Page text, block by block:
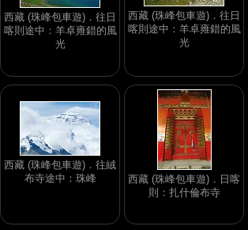
西藏 (珠峰包車遊)．往日
喀則途中：羊卓雍錯的風
光
西藏 (珠峰包車遊)．往日
喀則途中：羊卓雍錯的風
光
西藏 (珠峰包車遊)．往絨
布寺途中：珠峰
西藏 (珠峰包車遊)．日喀
則：扎什倫布寺